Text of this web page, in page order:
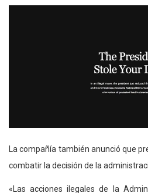
La compañía también anunció que
combatir la decisión de la
«Las acciones ilegales de la